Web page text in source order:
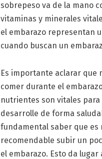
sobrepeso va de la mano
vitaminas y minerales
el embarazo representan
cuando buscan un
Es importante aclarar que
comer durante el
nutrientes son vitales para
desarrolle de forma
fundamental saber que es
recomendable subir un
el embarazo. Esto da lugar